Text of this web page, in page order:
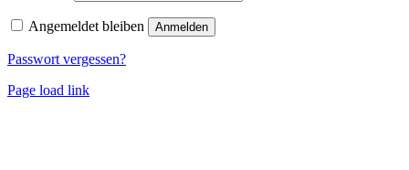
Angemeldet bleiben Anmelden
Passwort vergessen?
Page load link